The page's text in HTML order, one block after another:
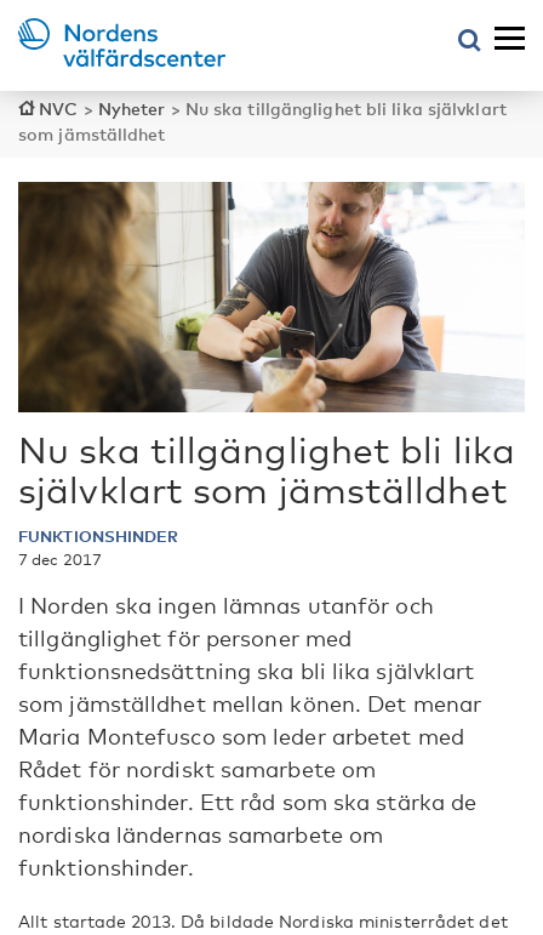
NVC > Nyheter > Nu ska tillgänglighet bli lika självklart
som jämställdhet
Nu ska tillgänglighet bli lika
självklart som jämställdhet
FUNKTIONSHINDER
7 dec 2017
I Norden ska ingen lämnas utanför och
tillgänglighet för personer med
funktionsnedsättning ska bli lika självklart
som jämställdhet mellan könen. Det menar
Maria Montefusco som leder arbetet med
Rådet för nordiskt samarbete om
funktionshinder. Ett råd som ska stärka de
nordiska ländernas samarbete om
funktionshinder.
Allt startade 2013. Då bildade Nordiska ministerrådet det